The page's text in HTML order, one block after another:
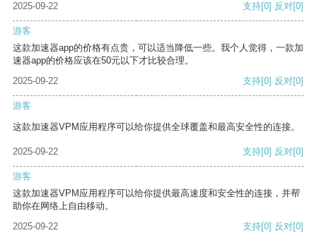
2025-09-22 支持[0] 反对[0]
游客
这款加速器app的价格有点贵，可以适当降低一些。我个人觉得，一款加
速器app的价格应该在50元以下才比较合理。
2025-09-22
支持[0] 反对[0]
游客
这款加速器VPM应用程序可以给你提供全球覆盖和最高安全性的连接。
2025-09-22 支持[0] 反对[0]
游客
这款加速器VPM应用程序可以给你提供最高速度和安全性的连接，并帮
助你在网络上自由移动。
2025-09-22
支持[0] 反对[0]